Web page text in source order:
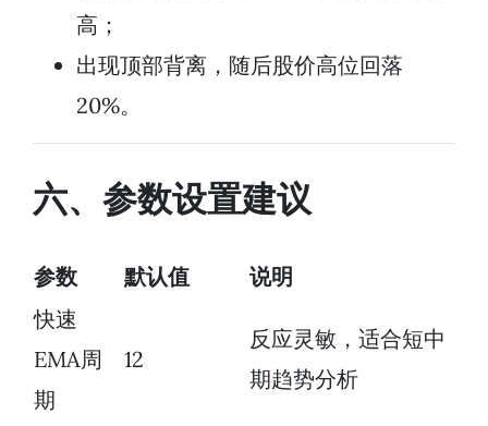
高；
出现顶部背离，随后股价高位回落
20%。
六、参数设置建议
参数 默认值
说明
快速
EMA周
期
12
反应灵敏，适合短中
期趋势分析